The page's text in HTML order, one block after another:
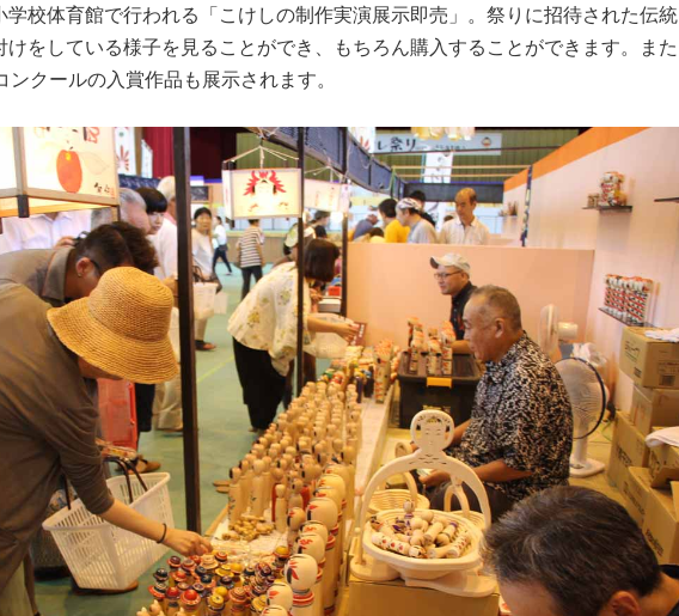
学校体育館で行われる「こけしの制作実演展示即売」。祭りに招待された伝統
けをしている様子を見ることができ、もちろん購入することができます。また
クールの入賞作品も展示されます。